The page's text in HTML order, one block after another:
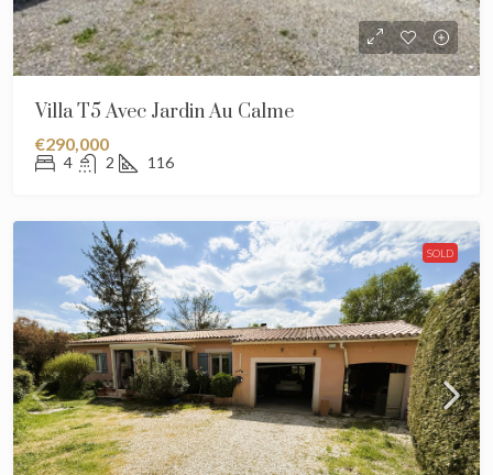
Villa T5 Avec Jardin Au Calme
€290,000
4 2 116
SOLD